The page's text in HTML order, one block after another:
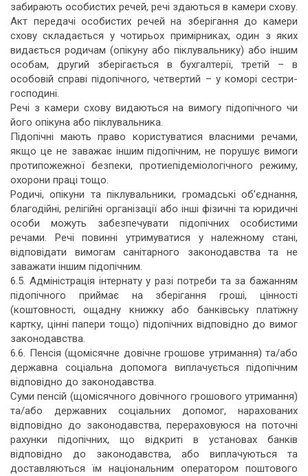
забирають особистих речей, речі здаються в камери схову.
Акт передачі особистих речей на зберігання до камери
схову складається у чотирьох примірниках, один з яких
видається родичам (опікуну або піклувальнику) або іншим
особам, другий зберігається в бухгалтерії, третій – в
особовій справі підопічного, четвертий – у коморі сестри-
господині.
Речі з камери схову видаються на вимогу підопічного чи
його опікуна або піклувальника.
Підопічні мають право користуватися власними речами,
якщо це не заважає іншим підопічним, не порушує вимоги
протипожежної безпеки, протиепідеміологічного режиму,
охорони праці тощо.
Родичі, опікуни та піклувальники, громадські об’єднання,
благодійні, релігійні організації або інші фізичні та юридичні
особи можуть забезпечувати підопічних особистими
речами. Речі повинні утримуватися у належному стані,
відповідати вимогам санітарного законодавства та не
заважати іншим підопічним.
6.5. Адміністрація інтернату у разі потреби та за бажанням
підопічного приймає на зберігання гроші, цінності
(коштовності, ощадну книжку або банківську платіжну
картку, цінні папери тощо) підопічних відповідно до вимог
законодавства.
6.6. Пенсія (щомісячне довічне грошове утримання) та/або
державна соціальна допомога виплачується підопічним
відповідно до законодавства.
Суми пенсій (щомісячного довічного грошового утримання)
та/або державних соціальних допомог, нарахованих
відповідно до законодавства, перераховуюся на поточні
рахунки підопічних, що відкриті в установах банків
відповідно до законодавства, або виплачуються та
доставляються їм національним оператором поштового